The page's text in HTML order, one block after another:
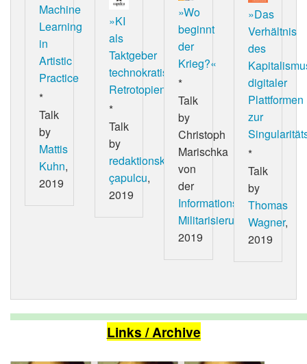
Machine
Learning
in
Artistic
Practice
*
Talk
by
Mattis
Kuhn,
2019
»KI
als
Taktgeber
technokratischer
Retrotopien«
*
Talk
by
redaktionskollektiv
çapulcu,
2019
»Wo
beginnt
der
Krieg?«
*
Talk
by
Christoph
Marischka
von
der
Informationsstelle
Militarisierung ,
2019
»Das
Verhältnis
des
digitaler
Plattformen
zur
*
Talk
by
Thomas
Wagner,
2019
Links / Archive